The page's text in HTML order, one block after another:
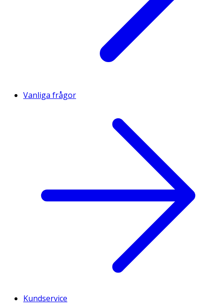
Vanliga frågor
Kundservice